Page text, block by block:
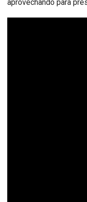
aprovechando para